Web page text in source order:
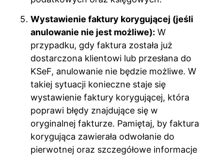
Wystawienie faktury korygującej (jeśli
anulowanie nie jest możliwe): W
przypadku, gdy faktura została już
dostarczona klientowi lub przesłana do
KSeF, anulowanie nie będzie możliwe. W
takiej sytuacji konieczne staje się
wystawienie faktury korygującej, która
poprawi błędy znajdujące się w
oryginalnej fakturze. Pamiętaj, by faktura
korygująca zawierała odwołanie do
pierwotnej oraz szczegółowe informacje